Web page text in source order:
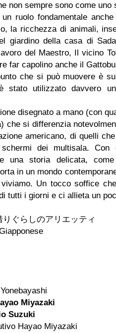
non sempre sono come uno
ruolo fondamentale
la ricchezza di animali,
giardino della casa di
del Maestro, Il vicino
far capolino anche il
che si può muovere è
stato utilizzato davvero
disegnato a mano (con
che si differenzia
americano, di quelli
dei multisala. Con
una storia delicata,
in un mondo
Un tocco soffice
tutti i giorni e ci allieta un
りぐらしのアリエッティ
Miyazaki
Suzuki
Hayao Miyazaki